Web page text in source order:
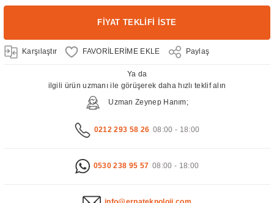
FİYAT TEKLİFİ İSTE
Karşılaştır Paylaş
Ya da
ilgili ürün uzmanı ile görüşerek daha hızlı teklif alın
Uzman Zeynep Hanım;
0212 293 58 26 08:00 - 18:00
0530 238 95 57 08:00 - 18:00